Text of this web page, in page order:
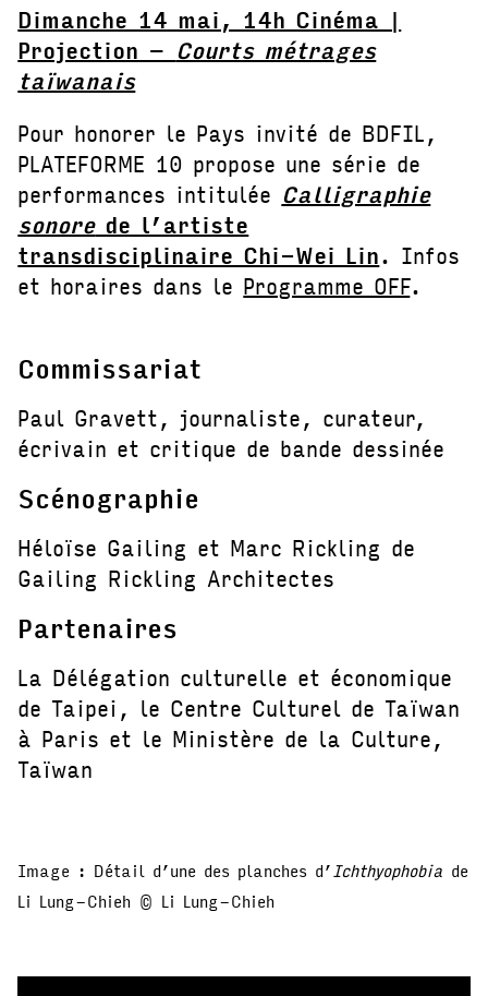
Dimanche 14 mai, 14h Cinéma |
Projection – Courts métrages
taïwanais
Pour honorer le Pays invité de BDFIL,
PLATEFORME 10 propose une série de
performances intitulée Calligraphie
sonorede l’artiste
transdisciplinaire Chi-Wei Lin. Infos
et horaires dans le Programme OFF.
Commissariat
Paul Gravett, journaliste, curateur,
écrivain et critique de bande dessinée
Scénographie
Héloïse Gailing et Marc Rickling de
Gailing Rickling Architectes
Partenaires
La Délégation culturelle et économique
de Taipei, le Centre Culturel de Taïwan
à Paris et le Ministère de la Culture,
Taïwan
Image : Détail d’une des planches d’Ichthyophobia de
Li Lung-Chieh © Li Lung-Chieh